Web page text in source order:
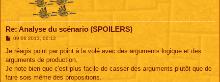
Re: Analyse du scénario (SPOILERS)
M
s
a
g
09 06 2013, 00:12
Je réagis point par point à la volé avec des arguments logique et des
arguments de production.
Je note bien que c'est plus facile de casser des arguments plutôt que de
faire sois même des propositions.